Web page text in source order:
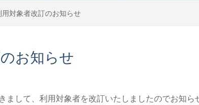
対象者改訂のお知らせ
お知らせ
まして、利用対象者を改訂いたしましたのでお知ら